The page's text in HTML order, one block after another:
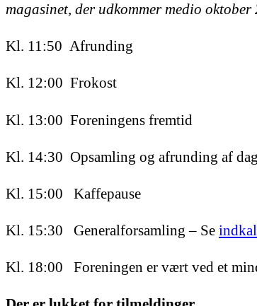
magasinet, der udkommer medio oktober
Kl. 11:50 Afrunding
Kl. 12:00 Frokost
Kl. 13:00 Foreningens fremtid
Kl. 14:30 Opsamling og afrunding af
Kl. 15:00 Kaffepause
Kl. 15:30 Generalforsamling – Se
Kl. 18:00 Foreningen er vært ved et